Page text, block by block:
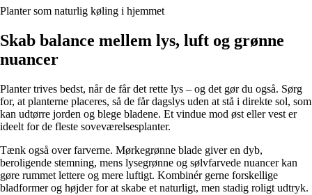
Planter som naturlig køling i hjemmet
Skab balance mellem lys, luft og grønne
nuancer
Planter trives bedst, når de får det rette lys – og det gør du også. Sørg
for, at planterne placeres, så de får dagslys uden at stå i direkte sol, som
kan udtørre jorden og blege bladene. Et vindue mod øst eller vest er
ideelt for de fleste soveværelsesplanter.
Tænk også over farverne. Mørkegrønne blade giver en dyb,
beroligende stemning, mens lysegrønne og sølvfarvede nuancer kan
gøre rummet lettere og mere luftigt. Kombinér gerne forskellige
bladformer og højder for at skabe et naturligt, men stadig roligt udtryk.